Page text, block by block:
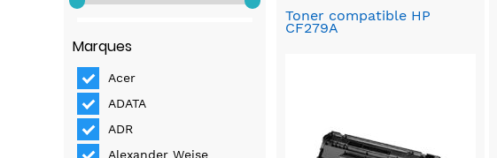
Toner compatible HP
CF279A
Marques
Acer
ADATA
ADR
Alexander Weise